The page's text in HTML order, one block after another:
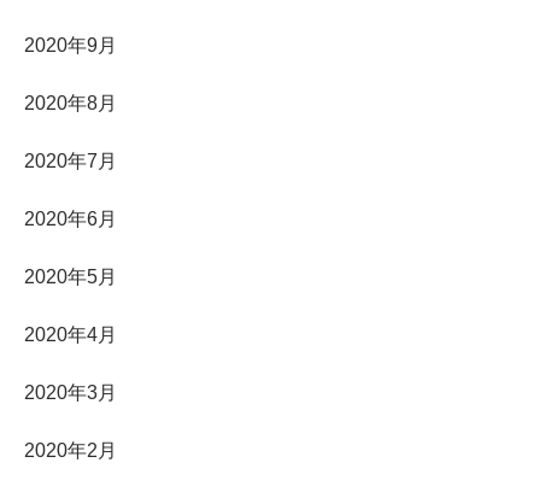
2020年9月
2020年8月
2020年7月
2020年6月
2020年5月
2020年4月
2020年3月
2020年2月